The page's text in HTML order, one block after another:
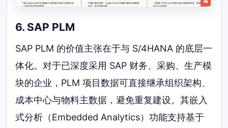
6. SAP PLM
SAP PLM 的价值主张在于与 S/4HANA 的底层一
体化。对于已深度采用 SAP 财务、采购、生产模
块的企业，PLM 项目数据可直接继承组织架构、
成本中心与物料主数据，避免重复建设。其嵌入
式分析（Embedded Analytics）功能支持基于